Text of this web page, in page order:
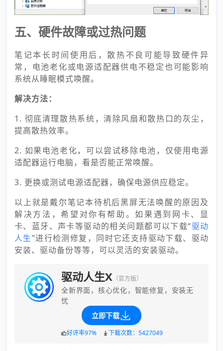
五、硬件故障或过热问题
笔记本长时间使用后，散热不良可能导致硬件异
常，电池老化或电源适配器供电不稳定也可能影响
系统从睡眠模式唤醒。
解决方法：
1. 彻底清理散热系统，清除风扇和散热口的灰尘，
提高散热效率。
2. 如果电池老化，可以尝试移除电池，仅使用电源
适配器运行电脑，看是否能正常唤醒。
3. 更换或测试电源适配器，确保电源供应稳定。
以上就是戴尔笔记本待机后黑屏无法唤醒的原因及
解决方法，希望对你有帮助。如果遇到网卡、显
卡、蓝牙、声卡等驱动的相关问题都可以下载“驱动
人生”进行检测修复，同时它还支持驱动下载、驱动
安装、驱动备份等等，可以灵活的安装驱动。
驱动人生X （官方版）
全新界面，核心优化，智能修复，安装无
忧
立即下载
好评率97% 下载次数：5427049